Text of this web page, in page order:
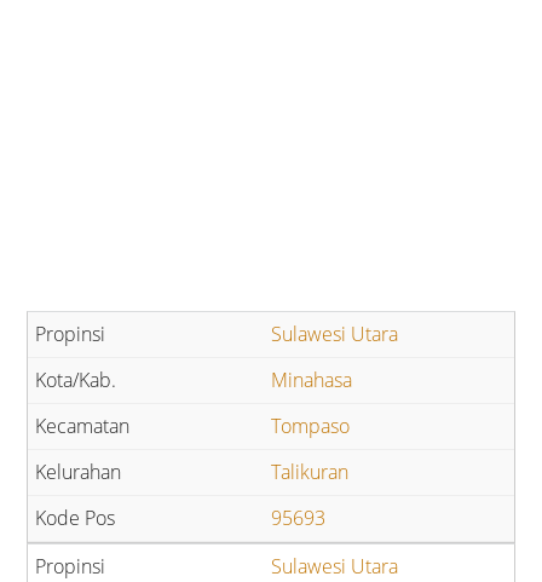
Sulawesi Utara
Minahasa
Tompaso
Talikuran
95693
Sulawesi Utara